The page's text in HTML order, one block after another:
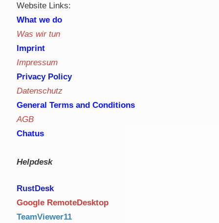
Website Links:
What we do
Was wir tun
Imprint
Impressum
Privacy Policy
Datenschutz
General Terms and Conditions
AGB
Chatus
Helpdesk
RustDesk
Google RemoteDesktop
TeamViewer11